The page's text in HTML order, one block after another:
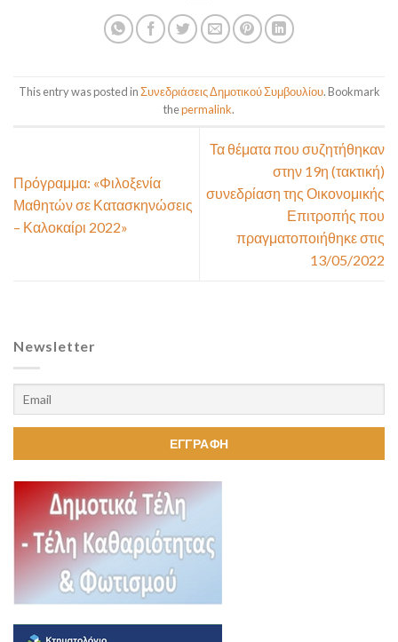
This entry was posted inΣυνεδριάσεις Δημοτικού Συμβουλίου. Bookmark
thepermalink.
Πρόγραμμα: «Φιλοξενία
Μαθητών σε Κατασκηνώσεις
– Καλοκαίρι 2022»
Τα θέματα που συζητήθηκαν
στην 19η (τακτική)
συνεδρίαση της Οικονομικής
Επιτροπής που
πραγματοποιήθηκε στις
13/05/2022
Newsletter